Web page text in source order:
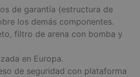
de garantía (estructura de
los demás componentes.
filtro de arena con bomba y
en Europa.
de seguridad con plataforma